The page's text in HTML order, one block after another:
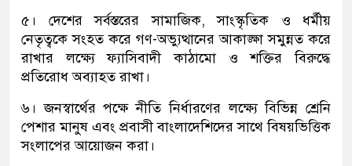
৫। দেশের সর্বস্তরের সামাজিক, সাংস্কৃতিক ও ধর্মীয়
নেতৃত্বকে সংহত করে গণ-অভ্যুত্থানের আকাঙ্ক্ষা সমুন্নত করে
রাখার লক্ষ্যে ফ্যাসিবাদী কাঠামো ও শক্তির বিরুদ্ধে
প্রতিরোধ অব্যাহত রাখা।
৬। জনস্বার্থের পক্ষে নীতি নির্ধারণের লক্ষ্যে বিভিন্ন শ্রেনি
পেশার মানুষ এবং প্রবাসী বাংলাদেশিদের সাথে বিষয়ভিত্তিক
সংলাপের আয়োজন করা।